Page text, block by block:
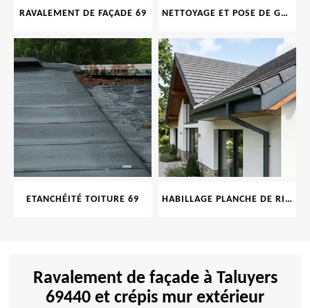
RAVALEMENT DE FAÇADE 69 NETTOYAGE ET POSE DE GOUTTIÈRE 69
ETANCHÉITÉ TOITURE 69 HABILLAGE PLANCHE DE RIVE 69
Ravalement de façade à Taluyers
69440 et crépis mur extérieur